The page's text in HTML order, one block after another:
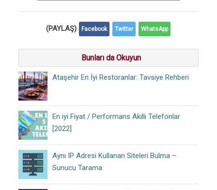
(PAYLAŞ) Facebook Twitter WhatsApp
Bunları da Okuyun
Ataşehir En İyi Restoranlar: Tavsiye Rehberi
En iyi Fiyat / Performans Akıllı Telefonlar
[2022]
Aynı IP Adresi Kullanan Siteleri Bulma –
Sunucu Tarama